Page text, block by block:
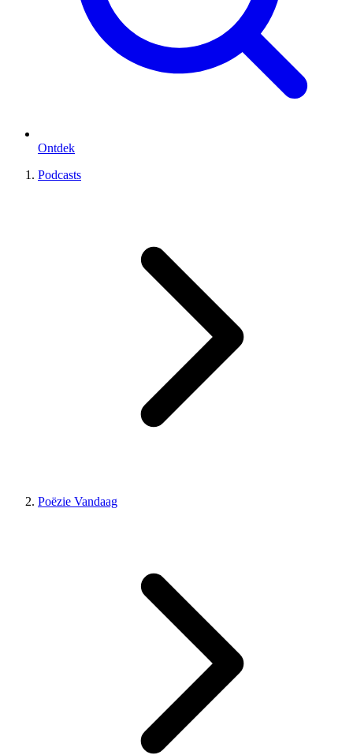
Ontdek
Podcasts
Poëzie Vandaag